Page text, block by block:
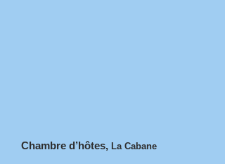
Chambre d’hôtes, La Cabane